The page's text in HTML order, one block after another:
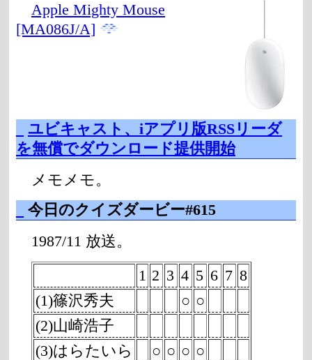
Apple Mighty Mouse
[MA086J/A]
ユビキャスト、iアプリ版RSSリーダ
を無償でダウンロード提供開始
メモメモ。
今日のクイズダービー#615
1987/11 放送。
1 2 3 4 5 6 7 8
(1)篠沢秀夫
○ ○
(2)山崎浩子
(3)はらたいら
○ ○ ○ ○